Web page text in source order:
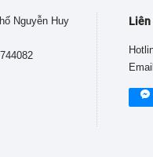
Nguyễn Huy
Liên